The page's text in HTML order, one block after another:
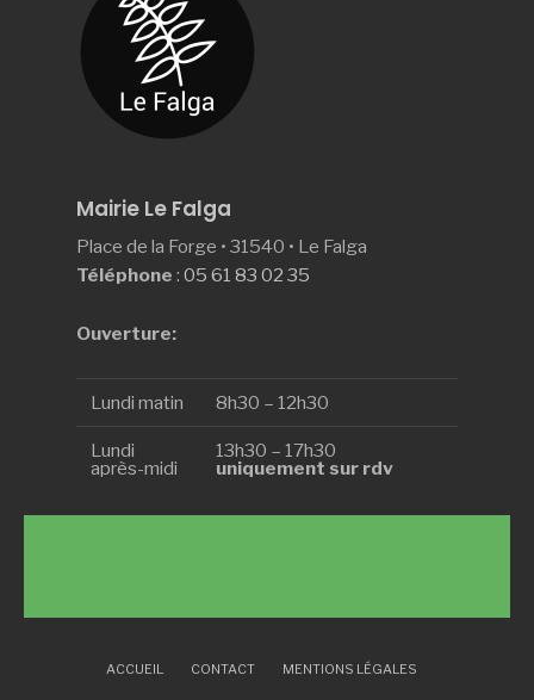
Mairie Le Falga
Place de la Forge • 31540 • Le Falga
Téléphone : 05 61 83 02 35
Ouverture:
Lundi matin 8h30 – 12h30
Lundi
après-midi
13h30 – 17h30
uniquement sur rdv
ACCUEIL CONTACT MENTIONS LÉGALES